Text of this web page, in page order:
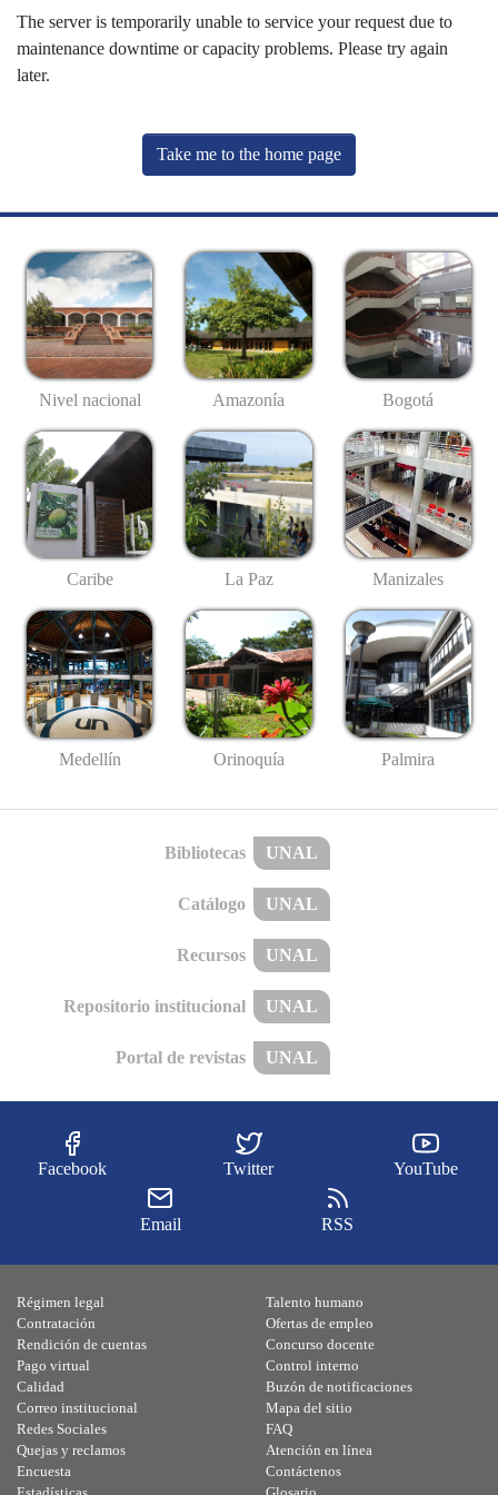
The server is temporarily unable to service your request due to
maintenance downtime or capacity problems. Please try again
later.
Take me to the home page
Nivel nacional Amazonía Bogotá
Caribe La Paz Manizales
Medellín Orinoquía Palmira
Bibliotecas UNAL
Catálogo UNAL
Recursos UNAL
Repositorio institucional UNAL
Portal de revistas UNAL
Facebook Twitter YouTube
Email RSS
Régimen legal
Contratación
Rendición de cuentas
Pago virtual
Calidad
Talento humano
Ofertas de empleo
Concurso docente
Control interno
Buzón de notificaciones
Correo institucional
Redes Sociales
Quejas y reclamos
Encuesta
Mapa del sitio
FAQ
Atención en línea
Contáctenos